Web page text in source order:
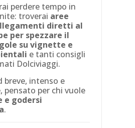
perdere tempo in
troverai aree
diretti al
per spezzare il
su vignette e
e tanti consigli
Dolciviaggi.
breve, intenso e
pensato per chi vuole
e godersi
.